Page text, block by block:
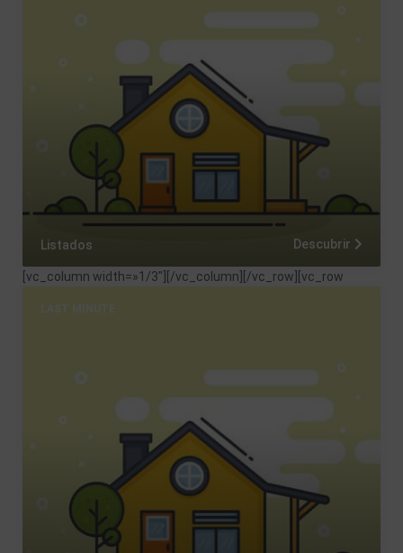
Listados Descubrir
[vc_column width=»1/3″]
LAST MINUTE
[/vc_column][/vc_row][vc_row